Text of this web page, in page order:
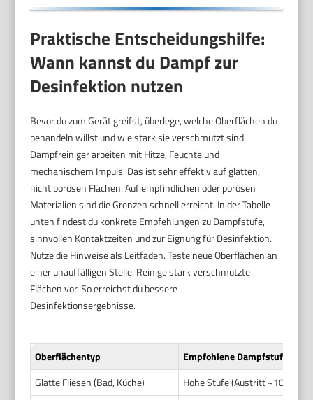
Praktische Entscheidungshilfe:
Wann kannst du Dampf zur
Desinfektion nutzen
Bevor du zum Gerät greifst, überlege, welche Oberflächen du
behandeln willst und wie stark sie verschmutzt sind.
Dampfreiniger arbeiten mit Hitze, Feuchte und
mechanischem Impuls. Das ist sehr effektiv auf glatten,
nicht porösen Flächen. Auf empfindlichen oder porösen
Materialien sind die Grenzen schnell erreicht. In der Tabelle
unten findest du konkrete Empfehlungen zu Dampfstufe,
sinnvollen Kontaktzeiten und zur Eignung für Desinfektion.
Nutze die Hinweise als Leitfaden. Teste neue Oberflächen an
einer unauffälligen Stelle. Reinige stark verschmutzte
Flächen vor. So erreichst du bessere
Desinfektionsergebnisse.
Oberflächentyp
Empfohlene Dampfstufe /
Glatte Fliesen (Bad, Küche)
Hohe Stufe (Austritt